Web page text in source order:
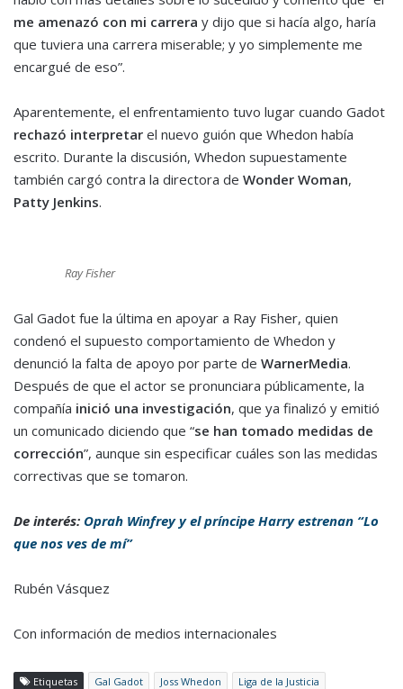
me amenazó con mi carrera y dijo que si hacía algo, haría
que tuviera una carrera miserable; y yo simplemente me
encargué de eso”.
Aparentemente, el enfrentamiento tuvo lugar cuando Gadot
rechazó interpretar el nuevo guión que Whedon había
escrito. Durante la discusión, Whedon supuestamente
también cargó contra la directora de Wonder Woman,
Patty Jenkins.
Ray Fisher
Gal Gadot fue la última en apoyar a Ray Fisher, quien
condenó el supuesto comportamiento de Whedon y
denunció la falta de apoyo por parte de WarnerMedia.
Después de que el actor se pronunciara públicamente, la
compañía inició una investigación, que ya finalizó y emitió
un comunicado diciendo que “se han tomado medidas de
corrección”, aunque sin especificar cuáles son las medidas
correctivas que se tomaron.
De interés: Oprah Winfrey y el príncipe Harry estrenan “Lo
que nos ves de mí”
Rubén Vásquez
Con información de medios internacionales
Etiquetas Gal Gadot Joss Whedon
Liga de la Justicia